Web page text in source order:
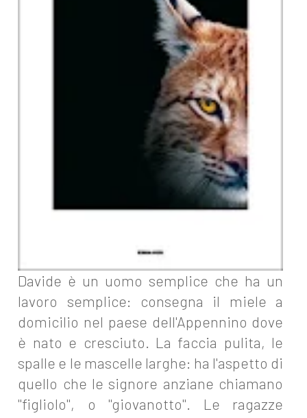
Davide è un uomo semplice che ha un
lavoro semplice: consegna il miele a
domicilio nel paese dell'Appennino dove
è nato e cresciuto. La faccia pulita, le
spalle e le mascelle larghe: ha l'aspetto di
quello che le signore anziane chiamano
"figliolo", o "giovanotto". Le ragazze